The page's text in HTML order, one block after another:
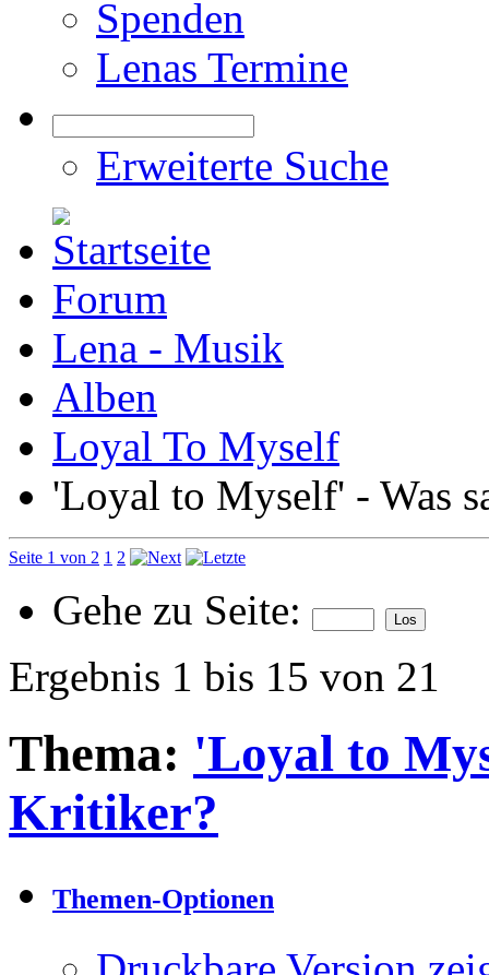
Spenden
Lenas Termine
Erweiterte Suche
Forum
Lena - Musik
Alben
Loyal To Myself
'Loyal to Myself' - Was
Seite 1 von 2 1 2
Gehe zu Seite:
Ergebnis 1 bis 15 von 21
Thema: 'Loyal to
Kritiker?
Themen-Optionen